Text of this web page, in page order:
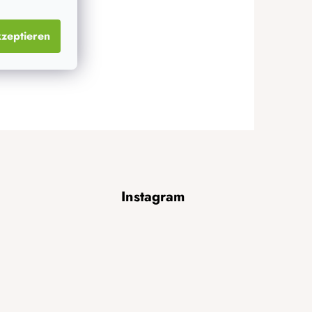
Instagram